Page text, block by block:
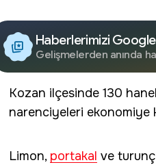
Haberlerimizi
Gelişmelerden anında
Kozan ilçesinde 130
narenciyeleri ekonomiye
Limon, portakal ve